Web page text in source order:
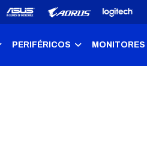
PERIFÉRICOS MONITORES